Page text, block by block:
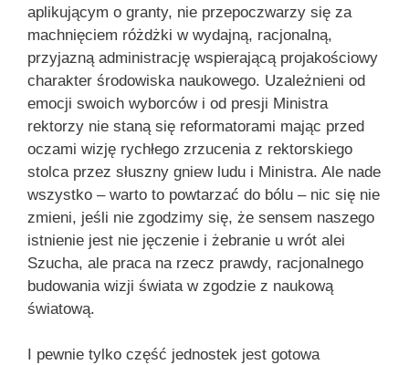
aplikującym o granty, nie przepoczwarzy się za
machnięciem różdżki w wydajną, racjonalną,
przyjazną administrację wspierającą projakościowy
charakter środowiska naukowego. Uzależnieni od
emocji swoich wyborców i od presji Ministra
rektorzy nie staną się reformatorami mając przed
oczami wizję rychłego zrzucenia z rektorskiego
stolca przez słuszny gniew ludu i Ministra. Ale nade
wszystko – warto to powtarzać do bólu – nic się nie
zmieni, jeśli nie zgodzimy się, że sensem naszego
istnienie jest nie jęczenie i żebranie u wrót alei
Szucha, ale praca na rzecz prawdy, racjonalnego
budowania wizji świata w zgodzie z naukową
światową.
I pewnie tylko część jednostek jest gotowa